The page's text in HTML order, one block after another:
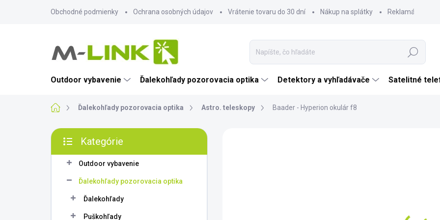
Obchodné podmienky Ochrana osobných údajov Vrátenie tovaru do 30 dní Nákup na splátky Reklamácia
Hľadať
Outdoor vybavenie Ďalekohľady pozorovacia optika Detektory a vyhľadávače Satelitné
DomovĎalekohľady pozorovacia optika Astro. teleskopy Baader - Hyperion okulár f8
B
č
kategórie
Kategórie
Outdoor vybavenie
Ďalekohľady pozorovacia optika
Ďalekohľady
Puškohľady